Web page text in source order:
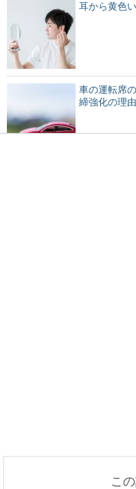
耳から黄色
車の運転席
締強化の理由
こ